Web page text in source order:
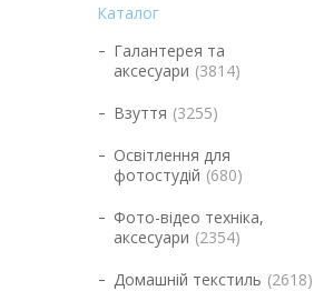
Каталог
Галантерея та
аксесуари 3814
Взуття 3255
Освітлення для
фотостудій 680
Фото-відео техніка,
аксесуари 2354
Домашній текстиль 2618